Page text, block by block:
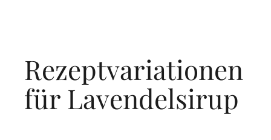
Rezeptvariationen
für Lavendelsirup